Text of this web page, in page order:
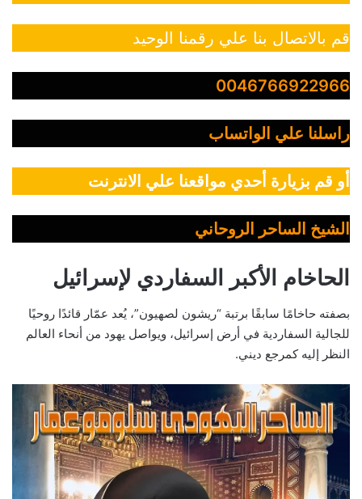
قم بالاتصال بنا علي رقمنا الوحيد
0046766922966
راسلنا علي الواتساب
أو قم بزيارة أحدي مواقعنا علي الانترنت
الشيخ الساحر الروحاني
الحاخام الأكبر السفاردي لإسرائيل
بصفته حاخامًا سابقًا برتبة “ريشون لصهيون”، يُعد عمّار قائدًا روحيًا
للجالية السفاردية في أرض إسرائيل، ويواصل يهود من أنحاء العالم
النظر إليه كمرجع ديني.